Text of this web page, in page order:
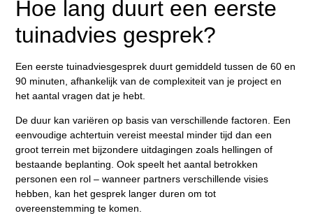
Hoe lang duurt een eerste
tuinadvies gesprek?
Een eerste tuinadviesgesprek duurt gemiddeld tussen de 60 en
90 minuten, afhankelijk van de complexiteit van je project en
het aantal vragen dat je hebt.
De duur kan variëren op basis van verschillende factoren. Een
eenvoudige achtertuin vereist meestal minder tijd dan een
groot terrein met bijzondere uitdagingen zoals hellingen of
bestaande beplanting. Ook speelt het aantal betrokken
personen een rol – wanneer partners verschillende visies
hebben, kan het gesprek langer duren om tot
overeenstemming te komen.